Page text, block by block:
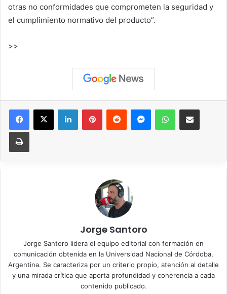
otras no conformidades que comprometen la seguridad y
el cumplimiento normativo del producto”.
>>
Facebook
X LinkedInPinterestReddit MessengerWhatsAppCompartir vía correo
Imprimir
Jorge Santoro
Jorge Santoro lidera el equipo editorial con formación en
comunicación obtenida en la Universidad Nacional de Córdoba,
Argentina. Se caracteriza por un criterio propio, atención al detalle
y una mirada crítica que aporta profundidad y coherencia a cada
contenido publicado.